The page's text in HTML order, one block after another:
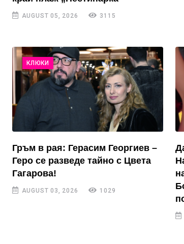
AUGUST 05, 2026 3115
КЛЮКИ
Гръм в рая: Герасим Георгиев –
Геро се разведе тайно с Цвета
Гагарова!
AUGUST 03, 2026 1029